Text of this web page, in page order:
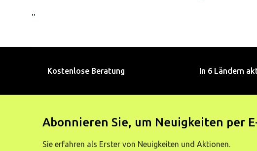
''
Kostenlose Beratung In 6 Ländern
Abonnieren Sie, um Neuigkeiten per
Sie erfahren als Erster von Neuigkeiten und Aktionen.